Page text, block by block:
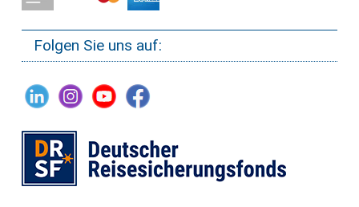
Folgen Sie uns auf: